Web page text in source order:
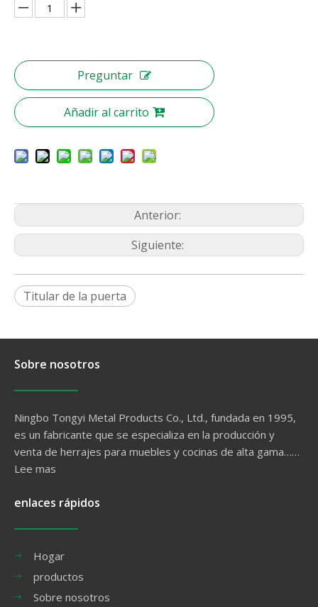
Preguntar
Añadir al carrito
Anterior:
Siguiente:
Titular de la puerta
Sobre nosotros
Ningbo Tongyi Metal Products Co., Ltd., fundada en 1995,
es un fabricante que se especializa en la producción y
venta de herrajes para muebles y cocinas de alta gama……
Lee mas
enlaces rápidos
Hogar
productos
Sobre nosotros